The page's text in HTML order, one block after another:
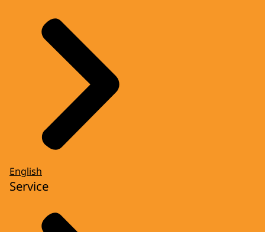
English
Service